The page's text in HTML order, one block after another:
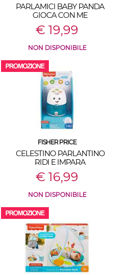
PARLAMICI BABY PANDA
GIOCA CON ME
€ 19,99
NON DISPONIBILE
FISHER PRICE
CELESTINO PARLANTINO
RIDI E IMPARA
€ 16,99
NON DISPONIBILE